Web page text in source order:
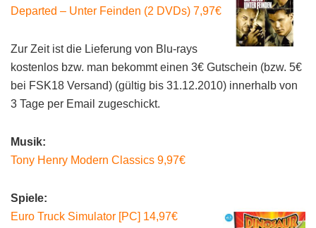
Departed – Unter Feinden (2 DVDs) 7,97€
Zur Zeit ist die Lieferung von Blu-rays
kostenlos bzw. man bekommt einen 3€ Gutschein (bzw. 5€
bei FSK18 Versand) (gültig bis 31.12.2010) innerhalb von
3 Tage per Email zugeschickt.
Musik:
Tony Henry Modern Classics 9,97€
Spiele:
Euro Truck Simulator [PC] 14,97€